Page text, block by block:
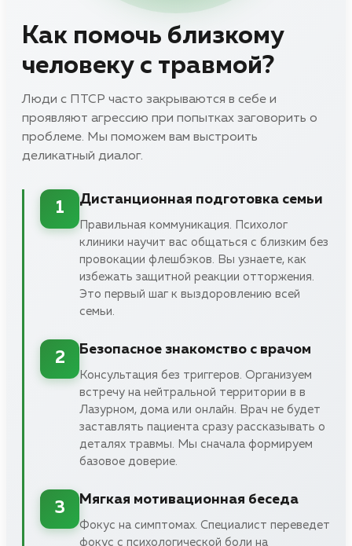
Как помочь близкому
человеку с травмой?
Люди с ПТСР часто закрываются в себе и
проявляют агрессию при попытках заговорить о
проблеме. Мы поможем вам выстроить
деликатный диалог.
1
Дистанционная подготовка семьи
Правильная коммуникация. Психолог
клиники научит вас общаться с близким без
провокации флешбэков. Вы узнаете, как
избежать защитной реакции отторжения.
Это первый шаг к выздоровлению всей
семьи.
2
Безопасное знакомство с врачом
Консультация без триггеров. Организуем
встречу на нейтральной территории в в
Лазурном, дома или онлайн. Врач не будет
заставлять пациента сразу рассказывать о
деталях травмы. Мы сначала формируем
базовое доверие.
3
Мягкая мотивационная беседа
Фокус на симптомах. Специалист переведет
фокус с психологической боли на